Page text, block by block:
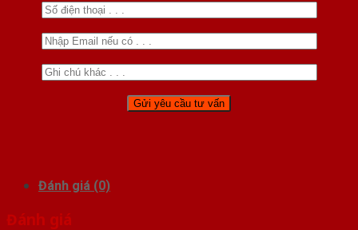
Đánh giá (0)
Đánh giá